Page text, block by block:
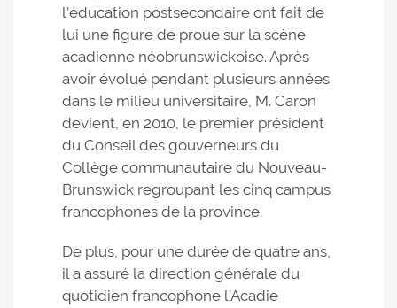
l’éducation postsecondaire ont fait de
lui une figure de proue sur la scène
acadienne néobrunswickoise. Après
avoir évolué pendant plusieurs années
dans le milieu universitaire, M. Caron
devient, en 2010, le premier président
du Conseil des gouverneurs du
Collège communautaire du Nouveau-
Brunswick regroupant les cinq campus
francophones de la province.
De plus, pour une durée de quatre ans,
il a assuré la direction générale du
quotidien francophone l’Acadie